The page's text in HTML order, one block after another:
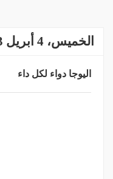
الخميس، 4 أبريل 2013
اليوجا دواء لكل داء